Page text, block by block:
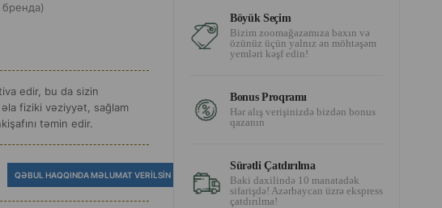
edir, bu da sizin
əla fiziki vəziyyət, sağlam
təmin edir.
QƏBUL HAQQINDA MƏLUMAT VERILSIN
Böyük Seçim
Bizim zoomağazamıza baxın və
özünüz üçün yalnız ən möhtəşəm
yemləri kəşf edin!
Bonus Proqramı
Hər alış verişinizdə bizdən bonus
qazanın
Sürətli Çatdırılma
Baki daxilində 10 manatadək
sifarişdə! Azərbaycan üzrə ekspress
çatdırılma!